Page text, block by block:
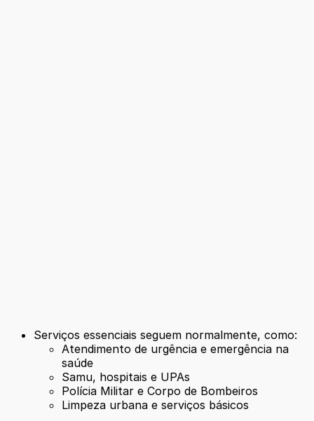
Serviços essenciais seguem normalmente, como:
Atendimento de urgência e emergência na
saúde
Samu, hospitais e UPAs
Polícia Militar e Corpo de Bombeiros
Limpeza urbana e serviços básicos